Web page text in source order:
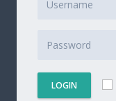
LOGIN